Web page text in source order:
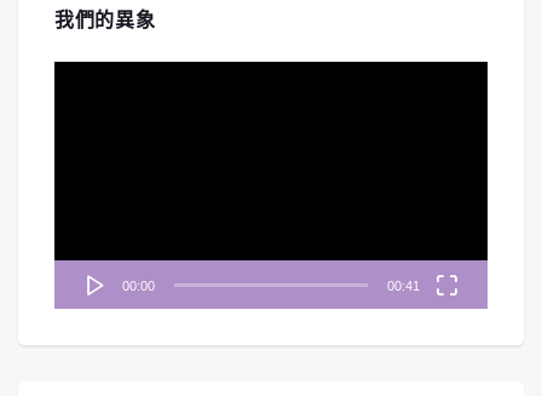
我們的異象
00:00 00:41